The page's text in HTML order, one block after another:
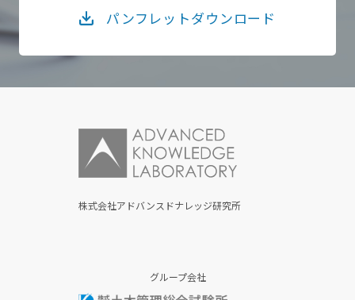
パンフレットダウンロード
株式会社アドバンスドナレッジ研究所
グループ会社